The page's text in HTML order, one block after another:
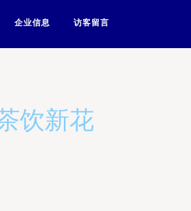
企业信息 访客留言
饮新花